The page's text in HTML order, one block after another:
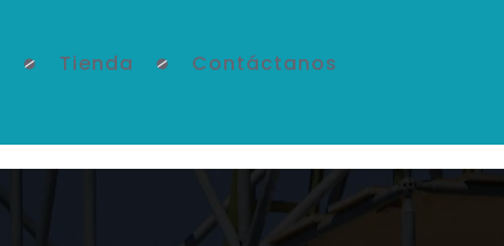
Tienda Contáctanos